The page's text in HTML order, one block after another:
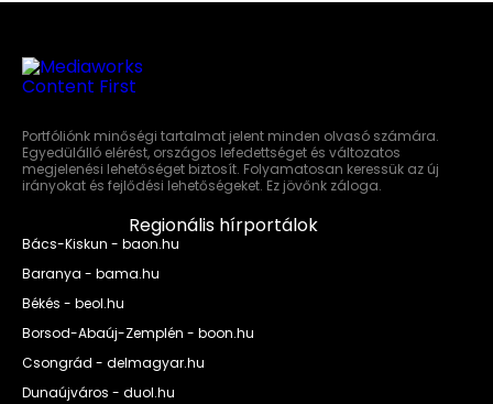
Portfóliónk minőségi tartalmat jelent minden olvasó számára.
Egyedülálló elérést, országos lefedettséget és változatos
megjelenési lehetőséget biztosít. Folyamatosan keressük az új
irányokat és fejlődési lehetőségeket. Ez jövőnk záloga.
Regionális hírportálok
Bács-Kiskun - baon.hu
Baranya - bama.hu
Békés - beol.hu
Borsod-Abaúj-Zemplén - boon.hu
Csongrád - delmagyar.hu
Dunaújváros - duol.hu